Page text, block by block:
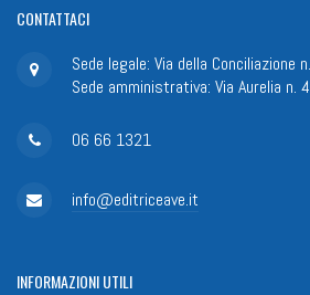
CONTATTACI
Sede legale: Via della Conciliazione
Sede amministrativa: Via Aurelia n.
06 66 1321
info@editriceave.it
INFORMAZIONIUTILI